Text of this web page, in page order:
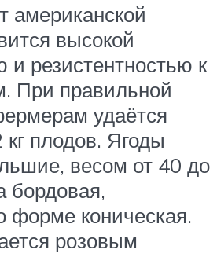
американской
высокой
и резистентностью к
При правильной
удаётся
плодов. Ягоды
весом от 40 до
бордовая,
форме коническая.
розовым